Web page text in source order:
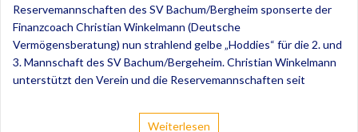
Reservemannschaften des SV Bachum/Bergheim sponserte der
Finanzcoach Christian Winkelmann (Deutsche
Vermögensberatung) nun strahlend gelbe „Hoddies“ für die 2. und
3. Mannschaft des SV Bachum/Bergeheim. Christian Winkelmann
unterstützt den Verein und die Reservemannschaften seit
Weiterlesen